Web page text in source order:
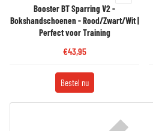
Booster BT Sparring V2 -
Bokshandschoenen - Rood/Zwart/Wit |
Perfect voor Training
€43,95
Bestel nu